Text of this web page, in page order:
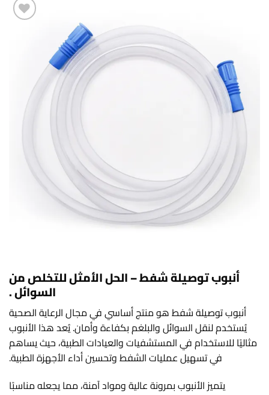
أنبوب توصيلة شفط – الحل الأمثل للتخلص من
السوائل .
أنبوب توصيلة شفط هو منتج أساسي في مجال الرعاية الصحية
يُستخدم لنقل السوائل والبلغم بكفاءة وأمان. يُعد هذا الأنبوب
مثاليًا للاستخدام في المستشفيات والعيادات الطبية، حيث يساهم
في تسهيل عمليات الشفط وتحسين أداء الأجهزة الطبية.
يتميز الأنبوب بمرونة عالية ومواد آمنة، مما يجعله مناسبًا